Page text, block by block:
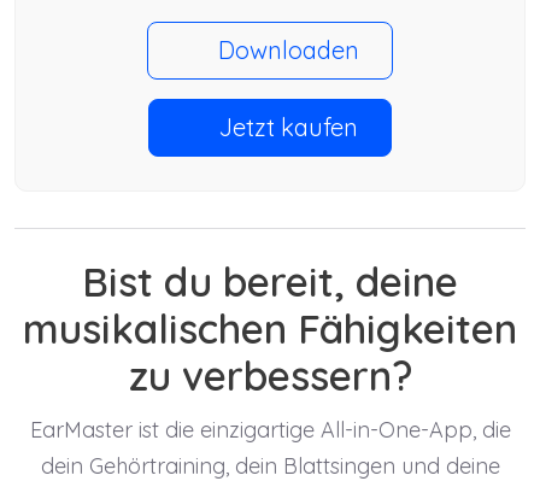
Downloaden
Jetzt kaufen
Bist du bereit, deine
musikalischen Fähigkeiten
zu verbessern?
EarMaster ist die einzigartige All-in-One-App, die
dein Gehörtraining, dein Blattsingen und deine